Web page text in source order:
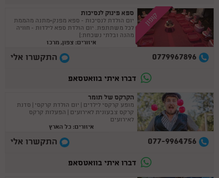
קופון ספא פינוק לנסיכות
יום הולדת לנסיכות - ספא מפנק+מתנה מהממת
לכל משתתפת. יום הולדת ספא לילדות - חוויה
מהנה ובלתי נשכחת:)
איזורים: צפון, מרכז
0779967896 התקשרו אלי
דברו איתי בוואטסאפ
הקרקס של תומר
מופע קרקסי לילדים | יום הולדת קרקסי | סדנת
קרקס צבעונית לאירועים | הפעלות קרקס
לאירועים
איזורים: כל הארץ
077-9964756 התקשרו אלי
דברו איתי בוואטסאפ